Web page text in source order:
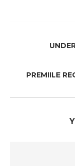
PREMIILE